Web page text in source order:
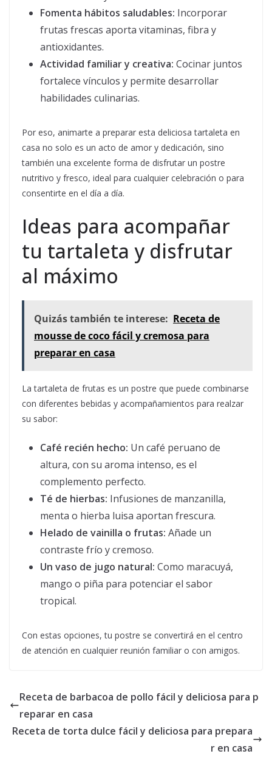
Fomenta hábitos saludables: Incorporar
frutas frescas aporta vitaminas, fibra y
antioxidantes.
Actividad familiar y creativa: Cocinar juntos
fortalece vínculos y permite desarrollar
habilidades culinarias.
Por eso, animarte a preparar esta deliciosa tartaleta en
casa no solo es un acto de amor y dedicación, sino
también una excelente forma de disfrutar un postre
nutritivo y fresco, ideal para cualquier celebración o para
consentirte en el día a día.
Ideas para acompañar
tu tartaleta y disfrutar
al máximo
Quizás también te interese: Receta de
mousse de coco fácil y cremosa para
preparar en casa
La tartaleta de frutas es un postre que puede combinarse
con diferentes bebidas y acompañamientos para realzar
su sabor:
Café recién hecho: Un café peruano de
altura, con su aroma intenso, es el
complemento perfecto.
Té de hierbas: Infusiones de manzanilla,
menta o hierba luisa aportan frescura.
Helado de vainilla o frutas: Añade un
contraste frío y cremoso.
Un vaso de jugo natural: Como maracuyá,
mango o piña para potenciar el sabor
tropical.
Con estas opciones, tu postre se convertirá en el centro
de atención en cualquier reunión familiar o con amigos.
Receta de barbacoa de pollo fácil y deliciosa para p
reparar en casa
Receta de torta dulce fácil y deliciosa para prepara
r en casa